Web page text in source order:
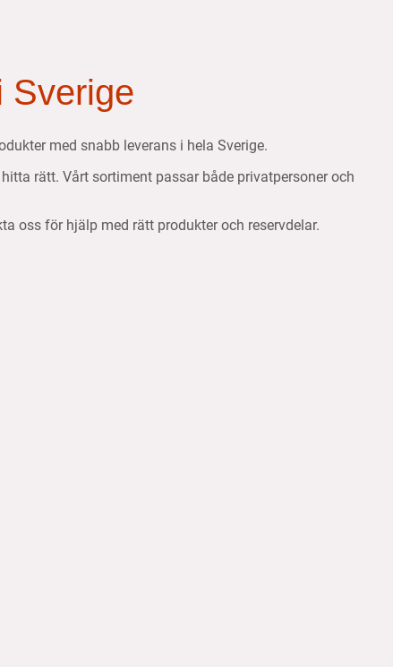
Sverige
med snabb leverans i hela Sverige.
rätt. Vårt sortiment passar både privatpersoner och
oss för hjälp med rätt produkter och reservdelar.